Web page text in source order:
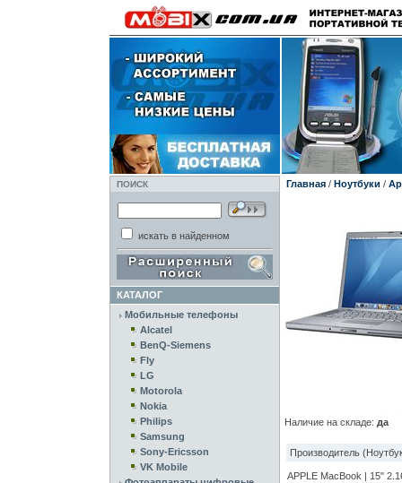
ПОИСК
искать в найденном
КАТАЛОГ
Мобильные телефоны
Alcatel
BenQ-Siemens
Fly
LG
Motorola
Nokia
Philips
Samsung
Sony-Ericsson
VK Mobile
Главная/ Ноутбуки /
Наличие на складе: да
Производитель
APPLE MacBook | 15"